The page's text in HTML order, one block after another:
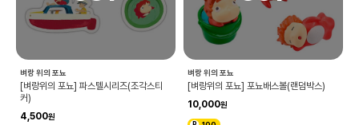
벼랑 위의 포뇨
[벼랑위의 포뇨] 파스텔시리즈(조각스티
커)
4,500
벼랑 위의 포뇨
[벼랑위의 포뇨] 포뇨배스볼(랜덤박스)
10,000